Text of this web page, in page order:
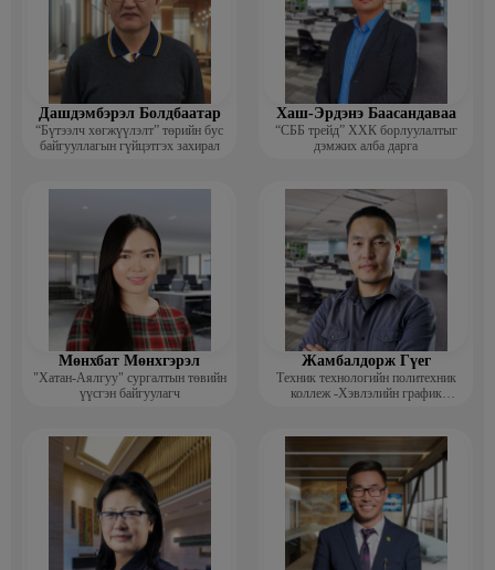
Дашдэмбэрэл Болдбаатар
“Бүтээлч хөгжүүлэлт” төрийн бус
байгууллагын гүйцэтгэх захирал
Хаш-Эрдэнэ Баасандаваа
“СББ трейд” ХХК борлуулалтыг
дэмжих алба дарга
Мөнхбат Мөнхгэрэл
"Хатан-Аялгуу" сургалтын төвийн
үүсгэн байгуулагч
Жамбалдорж Гүег
Техник технологийн политехник
коллеж -Хэвлэлийн график